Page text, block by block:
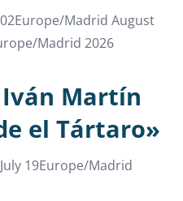
Madrid August
Madrid 2026
Martín
el Tártaro»
19Europe/Madrid